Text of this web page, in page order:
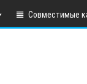
Совместимые